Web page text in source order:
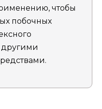
чтобы
побочных
другими